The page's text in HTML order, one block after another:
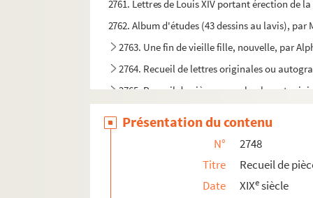
2761. Lettres de Louis XIV portant érection de
2762. Album d'études (43 dessins au lavis),
2763. Une fin de vieille fille, nouvelle, par
2764. Recueil de lettres originales ou
2765. Recueil de pièces, pour la plupart
Présentation du contenu
N°
2748
Titre
Recueil de
Date
XIXesiècle